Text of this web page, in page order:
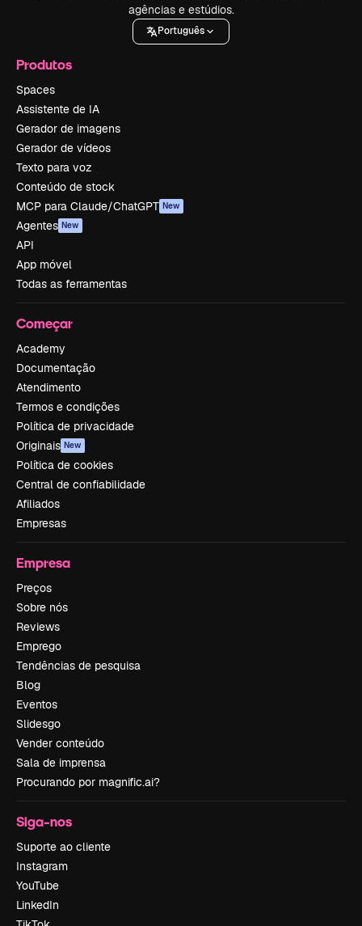
agências e estúdios.
Português
Produtos
Spaces
Assistente de IA
Gerador de imagens
Gerador de vídeos
Texto para voz
Conteúdo de stock
MCP para Claude/ChatGPT New
Agentes New
API
App móvel
Todas as ferramentas
Começar
Academy
Documentação
Atendimento
Termos e condições
Política de privacidade
Originais New
Política de cookies
Central de confiabilidade
Afiliados
Empresas
Empresa
Preços
Sobre nós
Reviews
Emprego
Tendências de pesquisa
Blog
Eventos
Slidesgo
Vender conteúdo
Sala de imprensa
Procurando por magnific.ai?
Siga-nos
Suporte ao cliente
Instagram
YouTube
LinkedIn